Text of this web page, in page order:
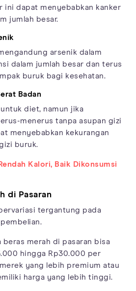
ini dapat menyebabkan kanker
jumlah besar.
arsenik dalam
dalam jumlah besar dan terus
buruk bagi kesehatan.
Badan
diet, namun jika
menerus tanpa asupan gizi
menyebabkan kekurangan
buruk.
Kalori, Baik Dikonsumsi
di Pasaran
tergantung pada
beras merah di pasaran bisa
hingga Rp30.000 per
yang lebih premium atau
harga yang lebih tinggi.